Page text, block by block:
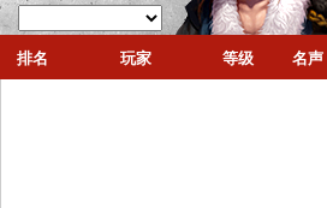
排名 玩家 等级 名声